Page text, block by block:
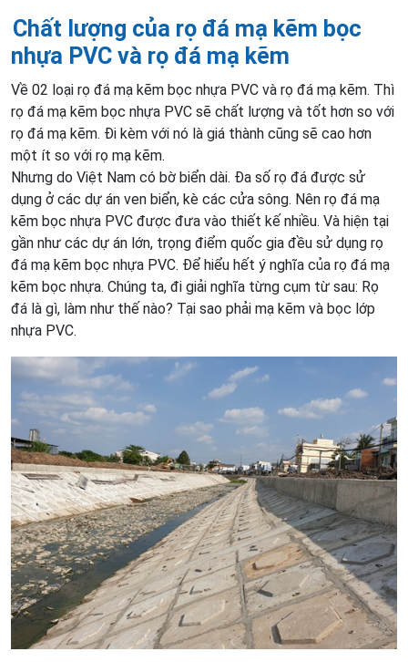
Chất lượng của rọ đá mạ kẽm bọc
nhựa PVC và rọ đá mạ kẽm
Về 02 loại rọ đá mạ kẽm bọc nhựa PVC và rọ đá mạ kẽm. Thì
rọ đá mạ kẽm bọc nhựa PVC sẽ chất lượng và tốt hơn so với
rọ đá mạ kẽm. Đi kèm với nó là giá thành cũng sẽ cao hơn
một ít so với rọ mạ kẽm.
Nhưng do Việt Nam có bờ biển dài. Đa số rọ đá được sử
dụng ở các dự án ven biển, kè các cửa sông. Nên rọ đá mạ
kẽm bọc nhựa PVC được đưa vào thiết kế nhiều. Và hiện tại
gần như các dự án lớn, trọng điểm quốc gia đều sử dụng rọ
đá mạ kẽm bọc nhựa PVC. Để hiểu hết ý nghĩa của rọ đá mạ
kẽm bọc nhựa. Chúng ta, đi giải nghĩa từng cụm từ sau: Rọ
đá là gì, làm như thế nào? Tại sao phải mạ kẽm và bọc lớp
nhựa PVC.